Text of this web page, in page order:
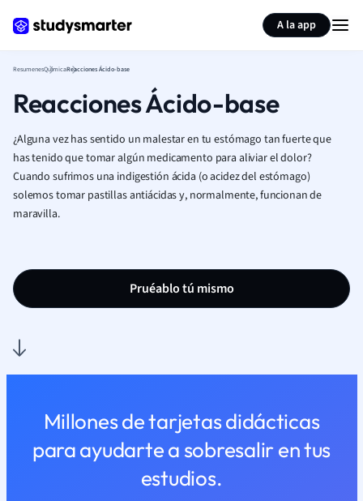
A la app
ResumenesQuímicaReacciones Ácido-base
Reacciones Ácido-base
¿Alguna vez has sentido un malestar en tu estómago tan fuerte que
has tenido que tomar algún medicamento para aliviar el dolor?
Cuando sufrimos una indigestión ácida (o acidez del estómago)
solemos tomar pastillas antiácidas y, normalmente, funcionan de
maravilla.
Pruéablo tú mismo
Millones de tarjetas didácticas
para ayudarte a sobresalir en tus
estudios.
Resumir página